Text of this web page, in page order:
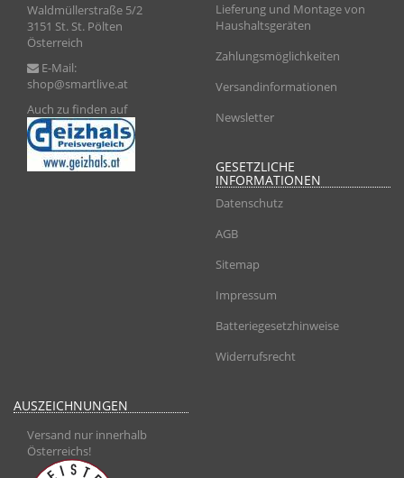
Waldmüllerstraße 5/2
3151 St. St. Pölten
Österreich
E-Mail:
shop@smartlive.at
Auch zu finden auf
Lieferung und Montage von
Haushaltsgeräten
Zahlungsmöglichkeiten
Versandinformationen
Newsletter
GESETZLICHE
INFORMATIONEN
Datenschutz
AGB
Sitemap
Impressum
Batteriegesetzhinweise
Widerrufsrecht
AUSZEICHNUNGEN
Versand nur innerhalb
Österreichs!